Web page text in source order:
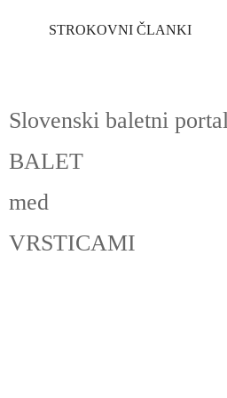
STROKOVNI ČLANKI
Slovenski baletni
BALET
med
VRSTICAMI